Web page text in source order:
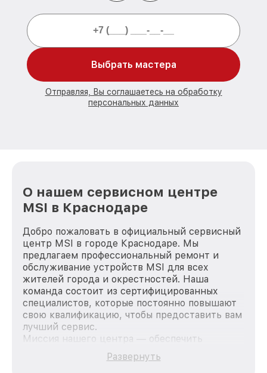
Выбрать мастера
Отправляя, Вы соглашаетесь на обработку
персональных данных
О нашем сервисном центре
MSI в Краснодаре
Добро пожаловать в официальный сервисный
центр MSI в городе Краснодаре. Мы
предлагаем профессиональный ремонт и
обслуживание устройств MSI для всех
жителей города и окрестностей. Наша
команда состоит из сертифицированных
специалистов, которые постоянно повышают
свою квалификацию, чтобы предоставить вам
лучший сервис.
Миссия нашего центра — обеспечить
качественный и доступный ремонт для
каждого пользователя продукции MSI, вне
Развернуть